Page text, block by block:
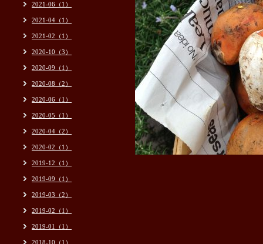
2021-06（1）
2021-04（1）
2021-02（1）
2020-10（3）
2020-09（1）
2020-08（2）
2020-06（1）
2020-05（1）
2020-04（2）
2020-02（1）
2019-12（1）
2019-09（1）
2019-03（2）
2019-02（1）
2019-01（1）
2018-10（1）